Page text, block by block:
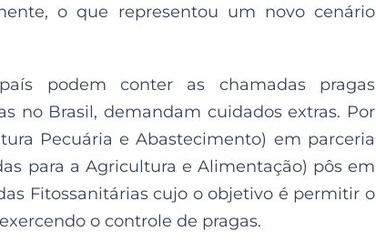
o que representou um novo cenário
podem conter as chamadas pragas
no Brasil, demandam cuidados extras. Por
Pecuária e Abastecimento) em parceria
para a Agricultura e Alimentação) pôs em
Fitossanitárias cujo o objetivo é permitir o
o controle de pragas.